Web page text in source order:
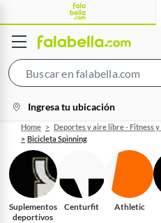
location-
icon
Ingresa tu ubicación
Home Deportes y aire libre - Fitness y
Bicicleta Spinning
Suplementos
deportivos
Centurfit Athletic